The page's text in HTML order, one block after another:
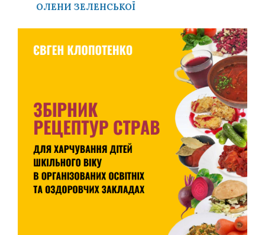
ОЛЕНИ ЗЕЛЕНСЬКОЇ